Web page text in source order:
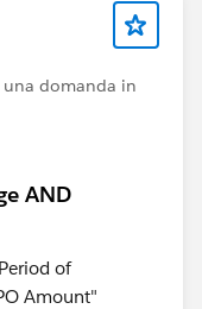
domanda in
AND
of
Amount"